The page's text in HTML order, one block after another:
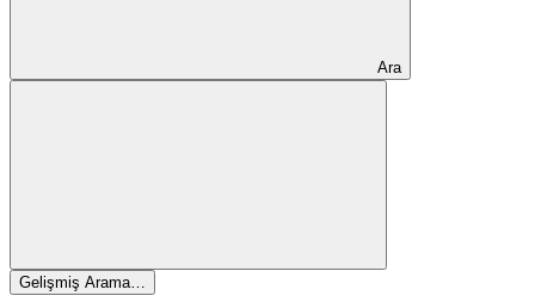
Ara
Gelişmiş Arama…